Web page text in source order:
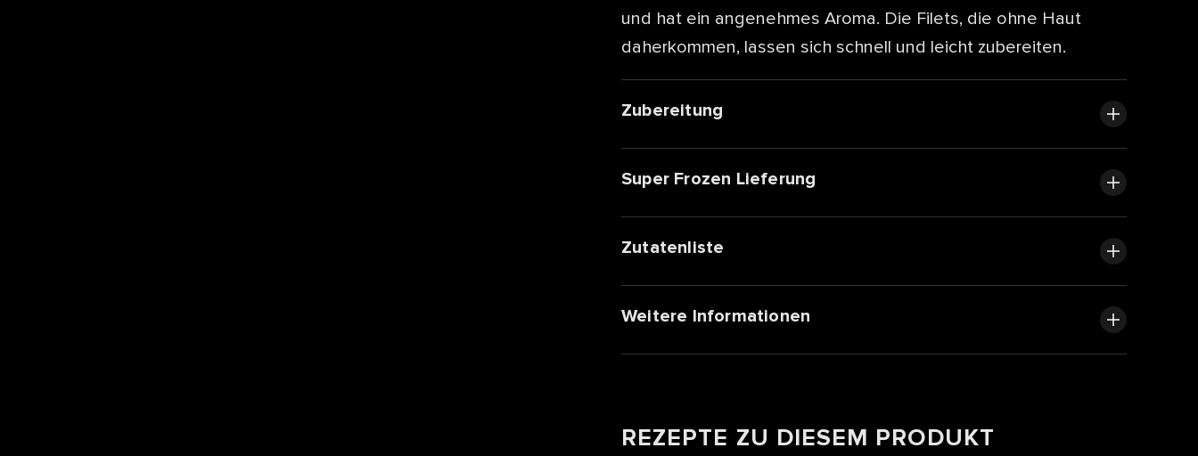
und hat ein angenehmes Aroma. Die Filets, die ohne Haut
daherkommen, lassen sich schnell und leicht zubereiten.
Zubereitung
Super Frozen Lieferung
Zutatenliste
Weitere Informationen
REZEPTE ZU DIESEM PRODUKT